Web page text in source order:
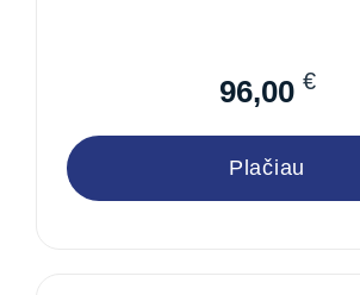
96,00 €
Plačiau